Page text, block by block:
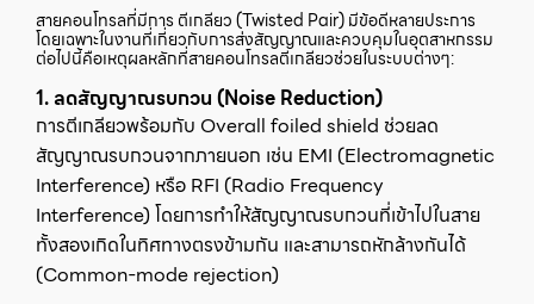
สายคอนโทรลที่มีการ ตีเกลียว (Twisted Pair) มีข้อดีหลายประการ
โดยเฉพาะในงานที่เกี่ยวกับการส่งสัญญาณและควบคุมในอุตสาหกรรม
ต่อไปนี้คือเหตุผลหลักที่สายคอนโทรลตีเกลียวช่วยในระบบต่างๆ:
1. ลดสัญญาณรบกวน (Noise Reduction)
การตีเกลียวพร้อมกับ Overall foiled shield ช่วยลด
สัญญาณรบกวนจากภายนอก เช่น EMI (Electromagnetic
Interference) หรือ RFI (Radio Frequency
Interference) โดยการทำให้สัญญาณรบกวนที่เข้าไปในสาย
ทั้งสองเกิดในทิศทางตรงข้ามกัน และสามารถหักล้างกันได้
(Common-mode rejection)